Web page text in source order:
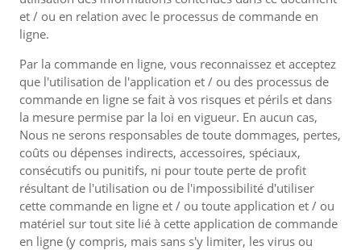
et / ou en relation avec le processus de commande en
ligne.
Par la commande en ligne, vous reconnaissez et acceptez
que l'utilisation de l'application et / ou des processus de
commande en ligne se fait à vos risques et périls et dans
la mesure permise par la loi en vigueur. En aucun cas,
Nous ne serons responsables de toute dommages, pertes,
coûts ou dépenses indirects, accessoires, spéciaux,
consécutifs ou punitifs, ni pour toute perte de profit
résultant de l'utilisation ou de l'impossibilité d'utiliser
cette commande en ligne et / ou toute application et / ou
matériel sur tout site lié à cette application de commande
en ligne (y compris, mais sans s'y limiter, les virus ou